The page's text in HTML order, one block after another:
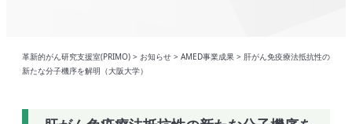
革新的がん研究支援室(PRIMO) > お知らせ > AMED事業成果 > 肝がん免疫療法抵抗性の
新たな分子機序を解明（大阪大学）